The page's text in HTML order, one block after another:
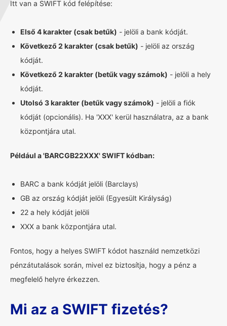
Itt van a SWIFT kód felépítése:
Első 4 karakter (csak betűk) - jelöli a bank kódját.
Következő 2 karakter (csak betűk) - jelöli az ország
kódját.
Következő 2 karakter (betűk vagy számok) - jelöli a hely
kódját.
Utolsó 3 karakter (betűk vagy számok) - jelöli a fiók
kódját (opcionális). Ha 'XXX' kerül használatra, az a bank
központjára utal.
Például a 'BARCGB22XXX' SWIFT kódban:
BARC a bank kódját jelöli (Barclays)
GB az ország kódját jelöli (Egyesült Királyság)
22 a hely kódját jelöli
XXX a bank központjára utal.
Fontos, hogy a helyes SWIFT kódot használd nemzetközi
pénzátutalások során, mivel ez biztosítja, hogy a pénz a
megfelelő helyre érkezzen.
Mi az a SWIFT fizetés?